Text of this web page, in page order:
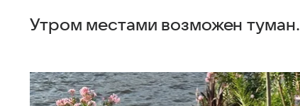
Утром местами возможен туман.